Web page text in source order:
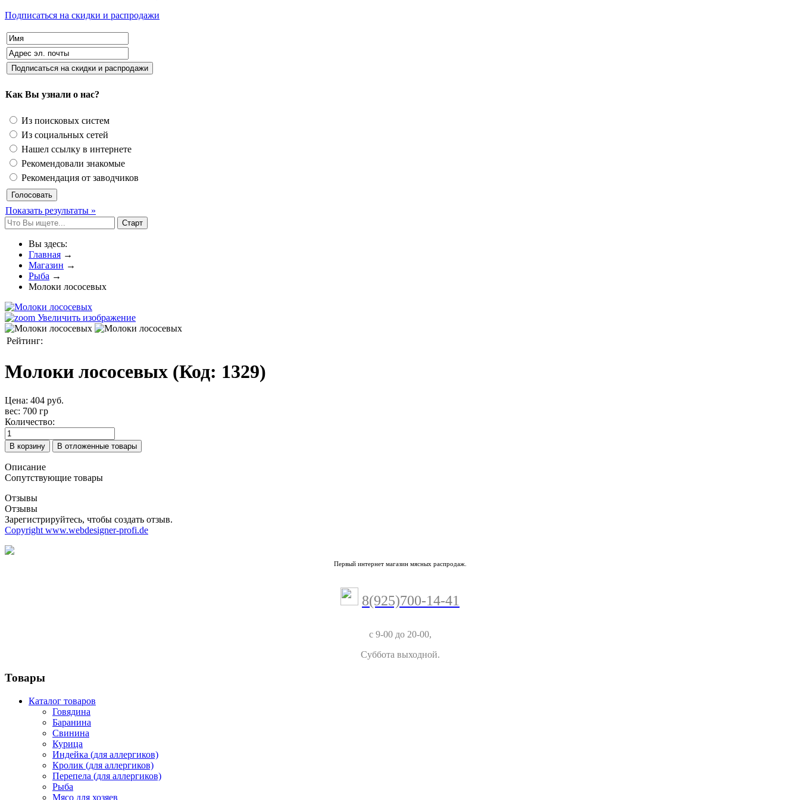
Подписаться на скидки и распродажи
Как Вы узнали о нас?
Из поисковых систем
Из социальных сетей
Нашел ссылку в интернете
Рекомендовали знакомые
Рекомендация от заводчиков
Показать результаты »
Вы здесь:
Главная →
Магазин →
Рыба →
Молоки лососевых
Увеличить изображение
Рейтинг:
Молоки лососевых (Код: 1329)
Цена: 404 руб.
вес: 700 гр
Количество:
Описание
Сопутствующие товары
Отзывы
Отзывы
Зарегистрируйтесь, чтобы создать отзыв.
Copyright www.webdesigner-profi.de
Первый интернет магазин мясных распродаж.
8(925)700-14-41
с 9-00 до 20-00,
Суббота выходной.
Товары
Каталог товаров
Говядина
Баранина
Свинина
Курица
Индейка (для аллергиков)
Кролик (для аллергиков)
Перепела (для аллергиков)
Рыба
Мясо для хозяев